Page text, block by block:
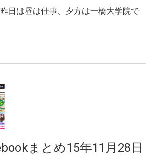
日は昼は仕事、夕方は一橋大学院で
まとめ15年11月28日